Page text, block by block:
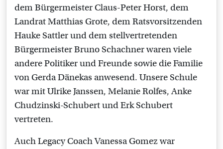
dem Bürgermeister Claus-Peter Horst, dem
Landrat Matthias Grote, dem Ratsvorsitzenden
Hauke Sattler und dem stellvertretenden
Bürgermeister Bruno Schachner waren viele
andere Politiker und Freunde sowie die Familie
von Gerda Dänekas anwesend. Unsere Schule
war mit Ulrike Janssen, Melanie Rolfes, Anke
Chudzinski-Schubert und Erk Schubert
vertreten.
Auch Legacy Coach Vanessa Gomez war